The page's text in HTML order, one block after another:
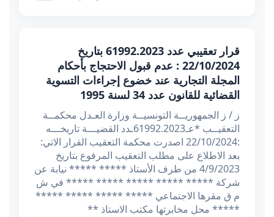
قرار تعقيبي عدد 61992.2023 بتاريخ
22/10/2024 : عدم قبول الاحتجاج بأحكام
المجلة التجارية عند خضوع إجراءات التسوية
القضائية للقانون عدد 34 لسنة 1995
ز / ز الجمهوريــة التونسيــة وزارة العـدل محكمــة
التعقيــب *عـ61992.2023ـدد القضيـــة تاريخـــه
:22/10/2024 اصدرت محكمة التعقيب القرار الاتي:
بعد الاطلاع على مطلب التعقيب المرفوع بتاريخ
4/9/2023 من طرف الأستاذ ***** ***** نيابة عن
شركة ***** ***** ***** ***** ***** في ش
م ق مقرها الاجتماعي ***** ***** ***** *****
***** محل مخابرتها مكتب الاستاذ **